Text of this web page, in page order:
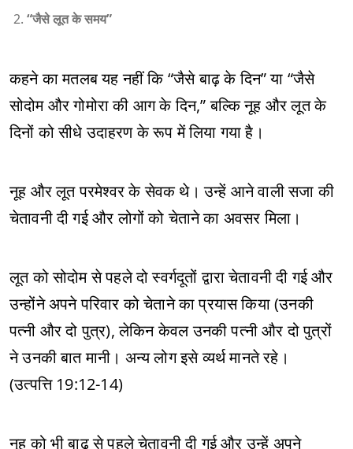
“जैसे लूत के समय”
कहने का मतलब यह नहीं कि “जैसे बाढ़ के दिन” या “जैसे
सोदोम और गोमोरा की आग के दिन,” बल्कि नूह और लूत के
दिनों को सीधे उदाहरण के रूप में लिया गया है।
नूह और लूत परमेश्वर के सेवक थे। उन्हें आने वाली सजा की
चेतावनी दी गई और लोगों को चेताने का अवसर मिला।
लूत को सोदोम से पहले दो स्वर्गदूतों द्वारा चेतावनी दी गई और
उन्होंने अपने परिवार को चेताने का प्रयास किया (उनकी
पत्नी और दो पुत्र), लेकिन केवल उनकी पत्नी और दो पुत्रों
ने उनकी बात मानी। अन्य लोग इसे व्यर्थ मानते रहे।
(उत्पत्ति 19:12-14)
नूह को भी बाढ़ से पहले चेतावनी दी गई और उन्हें अपने